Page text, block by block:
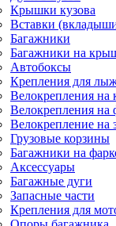
Крышки кузова
Вставки
Багажники
Багажники на
Автобоксы
Крепления для
Велокрепления
Велокрепления на
Велокрепление на
Грузовые корзины
Багажники на
Аксессуары
Багажные дуги
Запасные части
Крепления для